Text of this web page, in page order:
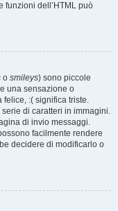
funzioni dell’HTML può
o smileys) sono piccole
una sensazione o
felice, :( significa triste.
di caratteri in immagini.
di invio messaggi.
facilmente rendere
decidere di modificarlo o